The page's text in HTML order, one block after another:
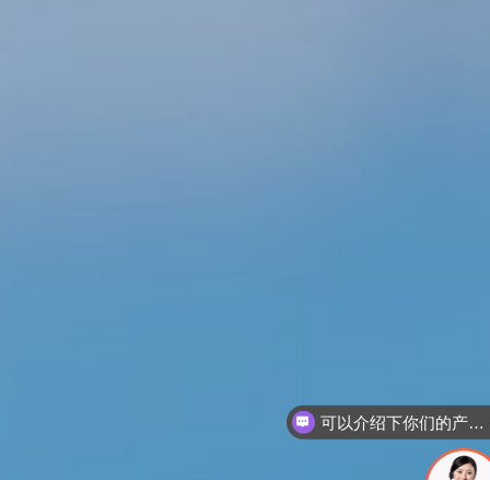
可以介绍下你们的产品么